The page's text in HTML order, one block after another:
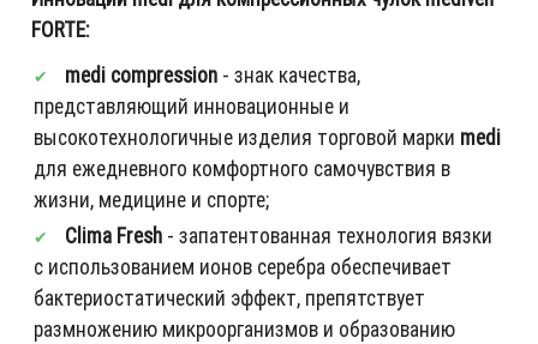
FORTE:
medi compression - знак качества,
представляющий инновационные и
высокотехнологичные изделия торговой марки medi
для ежедневного комфортного самочувствия в
жизни, медицине и спорте;
Clima Fresh - запатентованная технология вязки
с использованием ионов серебра обеспечивает
бактериостатический эффект, препятствует
размножению микроорганизмов и образованию